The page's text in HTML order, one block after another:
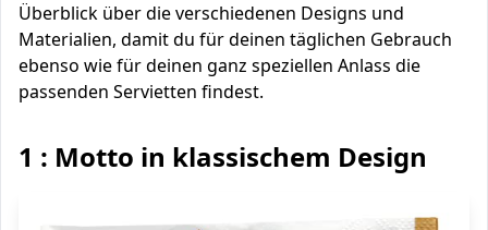
Überblick über die verschiedenen Designs und
Materialien, damit du für deinen täglichen Gebrauch
ebenso wie für deinen ganz speziellen Anlass die
passenden Servietten findest.
1 : Motto in klassischem Design